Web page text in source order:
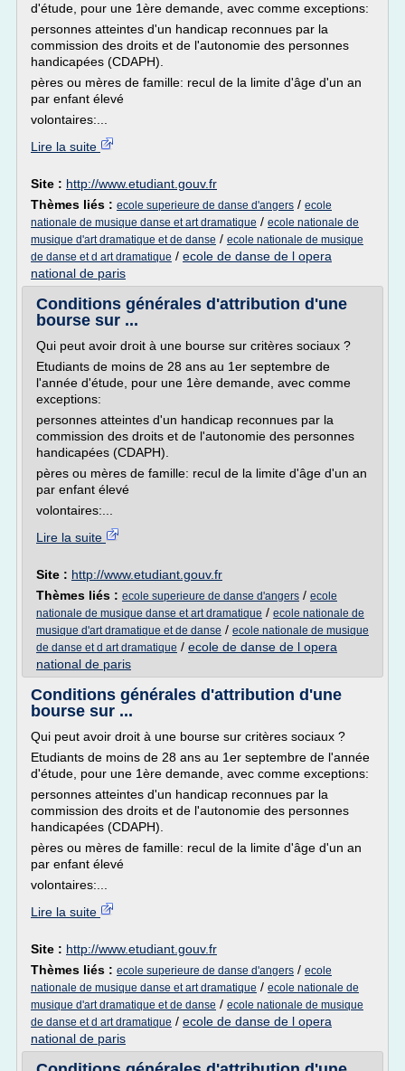
d'étude, pour une 1ère demande, avec comme exceptions:
personnes atteintes d'un handicap reconnues par la
commission des droits et de l'autonomie des personnes
handicapées (CDAPH).
pères ou mères de famille: recul de la limite d'âge d'un an
par enfant élevé
volontaires:...
Lire la suite
Site : http://www.etudiant.gouv.fr
Thèmes liés : ecole superieure de danse d'angers / ecole
nationale de musique danse et art dramatique / ecole nationale de
musique d'art dramatique et de danse / ecole nationale de musique
de danse et d art dramatique / ecole de danse de l opera
national de paris
Conditions générales d'attribution d'une
bourse sur ...
Qui peut avoir droit à une bourse sur critères sociaux ?
Etudiants de moins de 28 ans au 1er septembre de
l'année d'étude, pour une 1ère demande, avec comme
exceptions:
personnes atteintes d'un handicap reconnues par la
commission des droits et de l'autonomie des personnes
handicapées (CDAPH).
pères ou mères de famille: recul de la limite d'âge d'un an
par enfant élevé
volontaires:...
Lire la suite
Site : http://www.etudiant.gouv.fr
Thèmes liés : ecole superieure de danse d'angers / ecole
nationale de musique danse et art dramatique / ecole nationale de
musique d'art dramatique et de danse / ecole nationale de musique
de danse et d art dramatique / ecole de danse de l opera
national de paris
Conditions générales d'attribution d'une
bourse sur ...
Qui peut avoir droit à une bourse sur critères sociaux ?
Etudiants de moins de 28 ans au 1er septembre de l'année
d'étude, pour une 1ère demande, avec comme exceptions:
personnes atteintes d'un handicap reconnues par la
commission des droits et de l'autonomie des personnes
handicapées (CDAPH).
pères ou mères de famille: recul de la limite d'âge d'un an
par enfant élevé
volontaires:...
Lire la suite
Site : http://www.etudiant.gouv.fr
Thèmes liés : ecole superieure de danse d'angers / ecole
nationale de musique danse et art dramatique / ecole nationale de
musique d'art dramatique et de danse / ecole nationale de musique
de danse et d art dramatique / ecole de danse de l opera
national de paris